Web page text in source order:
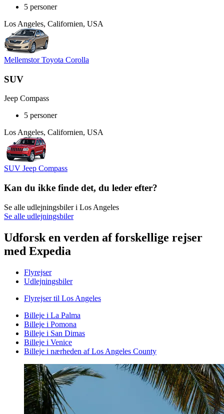
5 personer
Los Angeles, Californien, USA
Mellemstor Toyota Corolla
SUV
Jeep Compass
5 personer
Los Angeles, Californien, USA
SUV Jeep Compass
Kan du ikke finde det, du leder efter?
Se alle udlejningsbiler i Los Angeles
Se alle udlejningsbiler
Udforsk en verden af forskellige rejser
med Expedia
Flyrejser
Udlejningsbiler
Flyrejser til Los Angeles
Billeje i La Palma
Billeje i Pomona
Billeje i San Dimas
Billeje i Venice
Billeje i nærheden af Los Angeles County